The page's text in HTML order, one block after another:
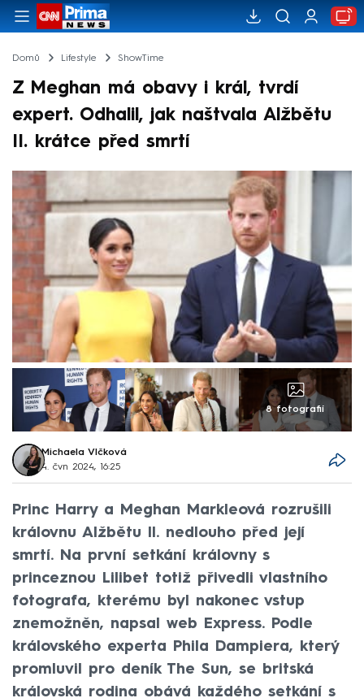
Domů Lifestyle ShowTime
Z Meghan má obavy i král, tvrdí
expert. Odhalil, jak naštvala Alžbětu
II. krátce před smrtí
8 fotografií
Michaela Vlčková
4. čvn 2024, 16:25
Princ Harry a Meghan Markleová rozrušili
královnu Alžbětu II. nedlouho před její
smrtí. Na první setkání královny s
princeznou Lilibet totiž přivedli vlastního
fotografa, kterému byl nakonec vstup
znemožněn, napsal web Express. Podle
královského experta Phila Dampiera, který
promluvil pro deník The Sun, se britská
královská rodina obává každého setkání s